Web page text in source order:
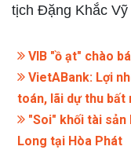
tịch Đặng Khắc Vỹ
VIB "ồ ạt" chào
VietABank: Lợi
toán, lãi dự thu bất
"Soi" khối tài
Long tại Hòa Phát